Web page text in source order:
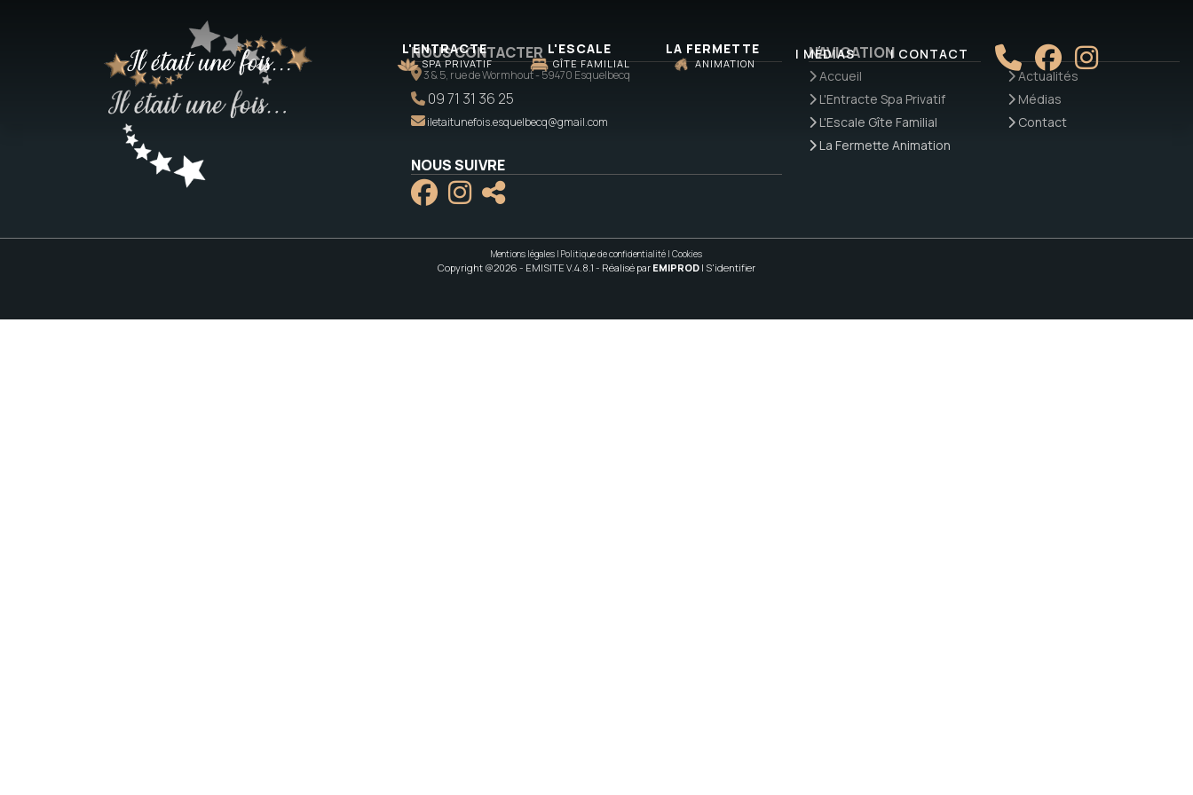
L'ENTRACTE
SPA PRIVATIF
L'ESCALE
GÎTE FAMILIAL
LA FERMETTE
ANIMATION
| MÉDIAS | CONTACT
NOUS CONTACTER
3 & 5, rue de Wormhout - 59470 Esquelbecq
09 71 31 36 25
iletaitunefois.esquelbecq@gmail.com
NOUS SUIVRE
NAVIGATION
Accueil
L'Entracte Spa Privatif
L'Escale Gîte Familial
La Fermette Animation
Actualités
Médias
Contact
Mentions légales | Politique de confidentialité | Cookies
Copyright @2026 - EMISITE V.4.8.1 - Réalisé par EMIPROD | S'identifier